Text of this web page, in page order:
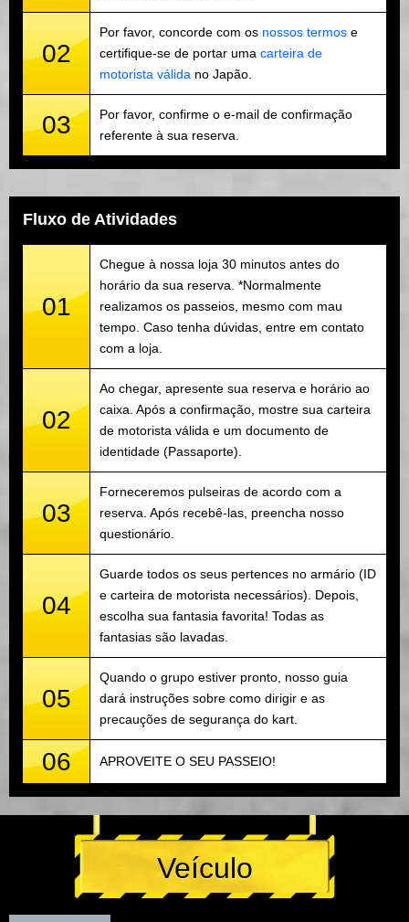
02
Por favor, concorde com os nossos termos e
certifique-se de portar uma carteira de
motorista válida no Japão.
03
Por favor, confirme o e-mail de confirmação
referente à sua reserva.
Fluxo de Atividades
01
Chegue à nossa loja 30 minutos antes do
horário da sua reserva. *Normalmente
realizamos os passeios, mesmo com mau
tempo. Caso tenha dúvidas, entre em contato
com a loja.
02
Ao chegar, apresente sua reserva e horário ao
caixa. Após a confirmação, mostre sua carteira
de motorista válida e um documento de
identidade (Passaporte).
03
Forneceremos pulseiras de acordo com a
reserva. Após recebê-las, preencha nosso
questionário.
04
Guarde todos os seus pertences no armário (ID
e carteira de motorista necessários). Depois,
escolha sua fantasia favorita! Todas as
fantasias são lavadas.
05
Quando o grupo estiver pronto, nosso guia
dará instruções sobre como dirigir e as
precauções de segurança do kart.
06 APROVEITE O SEU PASSEIO!
Veículo